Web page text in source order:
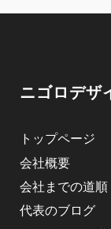
ニゴロデザ
トップページ
会社概要
会社までの道順
代表のブログ